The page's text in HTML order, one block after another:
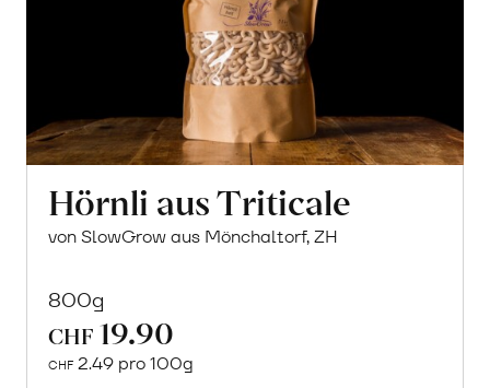
Hörnli aus Triticale
von SlowGrow aus Mönchaltorf, ZH
800g
CHF 19.90
CHF 2.49 pro 100g